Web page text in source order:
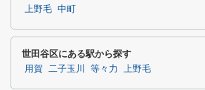
上野毛 中町
世田谷区にある駅から探す
用賀 二子玉川 等々力 上野毛